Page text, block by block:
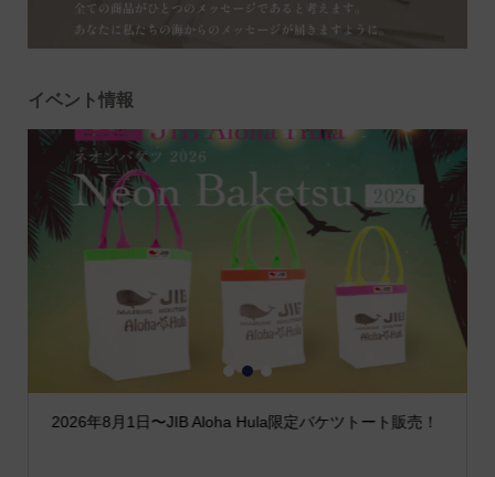
イベント情報
2026年8月1日〜JIB Aloha Hula限定バケツトート販売！
1 2 3